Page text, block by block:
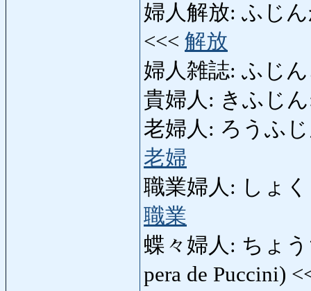
婦人解放: ふじん
<<< 解放
婦人雑誌: ふじん
貴婦人: きふじ
老婦人: ろうふじ
老婦
職業婦人: しょ
職業
蝶々婦人: ちょ
pera de Puccini)